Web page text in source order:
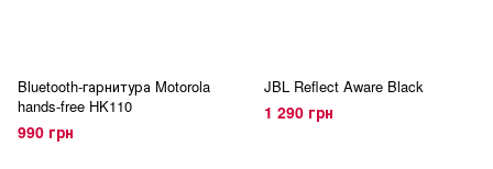
Bluetooth-гарнитура Motorola
hands-free HK110
990 грн
JBL Reflect Aware Black
1 290 грн